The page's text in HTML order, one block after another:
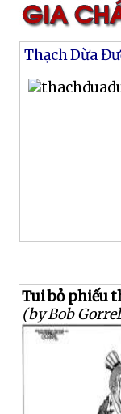
Thạch Dừa
Tui bỏ phiếu
(by Bob